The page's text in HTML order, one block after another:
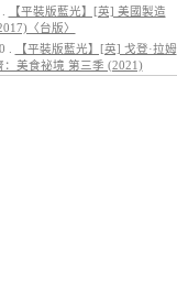
【平裝版藍光】[英] 美國製造
〈台版〉
.
【平裝版藍光】[英] 戈登·拉姆
：美食祕境 第三季 (2021)